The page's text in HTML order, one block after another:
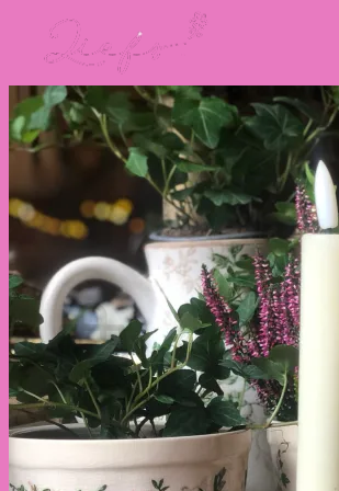
inhoud
Vrij 0
Winkelwagen
Geen producten in de winkelwagen.
Terug naar winkel